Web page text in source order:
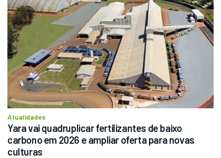
Atualidades
Yara vai quadruplicar fertilizantes de baixo
carbono em 2026 e ampliar oferta para novas
culturas